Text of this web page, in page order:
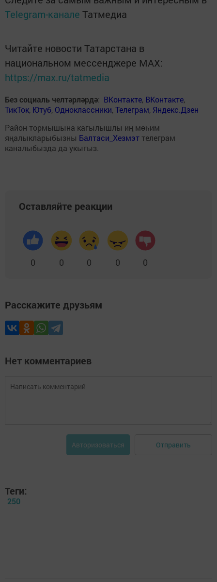
Telegram-канале Татмедиа
Читайте новости Татарстана в
национальном мессенджере MАХ:
https://max.ru/tatmedia
Без социаль челтәрләрдә: ВКонтакте, ВКонтакте,
ТикТок, Ютуб, Одноклассники,Телеграм, Яндекс.Дзен
Район тормышына кагылышлы иң мөһим
яңалыкларыбызны Балтаси_Хезмэт телеграм
каналыбызда да укыгыз.
Оставляйте реакции
0 0 0 0 0
Расскажите друзьям
Нет комментариев
Авторизоваться Отправить
Теги:
250